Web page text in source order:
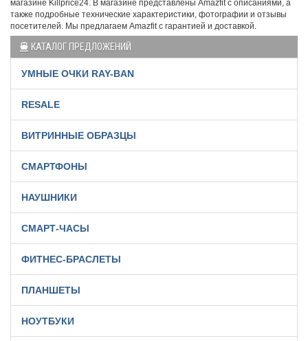
магазине Killprice24. В магазине представлены Amazfit с описаниями, а
также подробные технические характеристики, фотографии и отзывы
посетителей. Мы предлагаем Amazfit с гарантией и доставкой.
КАТАЛОГ ПРЕДЛОЖЕНИЙ
УМНЫЕ ОЧКИ RAY-BAN
RESALE
ВИТРИННЫЕ ОБРАЗЦЫ
СМАРТФОНЫ
НАУШНИКИ
СМАРТ-ЧАСЫ
ФИТНЕС-БРАСЛЕТЫ
ПЛАНШЕТЫ
НОУТБУКИ